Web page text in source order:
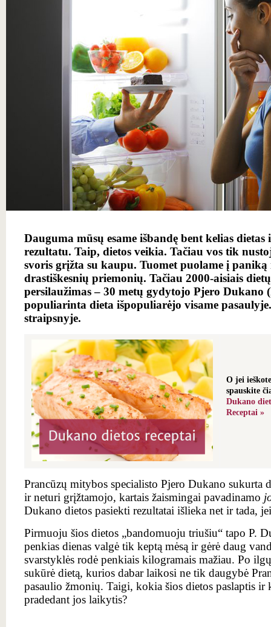
Dauguma mūsų esame išbandę bent kelias
rezultatu. Taip, dietos veikia. Tačiau vos tik
svoris grįžta su kaupu. Tuomet puolame į
drastiškesnių priemonių. Tačiau 2000-aisiais
persilaužimas – 30 metų gydytojo Pjero Dukano
populiarinta dieta išpopuliarėjo visame
straipsnyje.
O jei
spauskite
Dukano
Receptai »
Prancūzų mitybos specialisto Pjero Dukano sukurta
ir neturi grįžtamojo, kartais žaismingai pavadinamo
Dukano dietos pasiekti rezultatai išlieka net ir tada,
Pirmuoju šios dietos „bandomuoju triušiu“ tapo P.
penkias dienas valgė tik keptą mėsą ir gėrė daug
svarstyklės rodė penkiais kilogramais mažiau. Po
sukūrė dietą, kurios dabar laikosi ne tik daugybė
pasaulio žmonių. Taigi, kokia šios dietos paslaptis ir
pradedant jos laikytis?